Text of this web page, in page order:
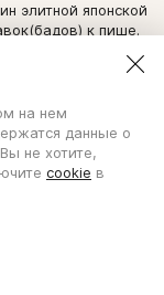
элитной японской
к пище.
только по
The use of the
Nozomi Direct.
на нем
данные о
не хотите,
cookie в